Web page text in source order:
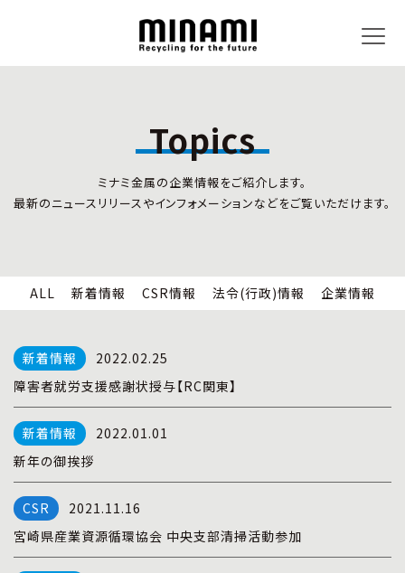
CSR情報
企業情報
全国事業所紹介
事業内容
リサイクルサービス
小型家電リサイクル法
全国の回収対応
Topics
ミナミ金属の企業情報をご紹介します。
最新のニュースリリースやインフォメーションなどをご覧いただけます。
ALL 新着情報 CSR情報 法令(行政)情報 企業情報
2022.02.25
障害者就労支援感謝状授与【RC関東】
2022.01.01
新年の御挨拶
2021.11.16
宮崎県産業資源循環協会 中央支部清掃活動参加